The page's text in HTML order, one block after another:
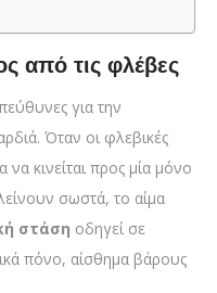
από τις φλέβες
για την
Όταν οι φλεβικές
κινείται προς μία μόνο
σωστά, το αίμα
στάση οδηγεί σε
πόνο, αίσθημα βάρους